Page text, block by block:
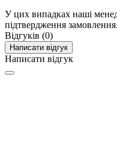
У цих випадках наші
підтвердження замовлення.
Відгуків (0)
Написати відгук
Написати відгук